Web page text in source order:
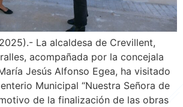
La alcaldesa de Crevillent,
acompañada por la concejala
Jesús Alfonso Egea, ha visitado
Municipal “Nuestra Señora de
de la finalización de las obras